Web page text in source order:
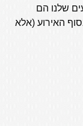
שלנו הם
האירוע (אלא